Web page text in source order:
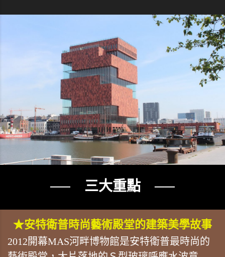
── 三大重點 ──
★安特衛普時尚藝術殿堂的建築美學故事
2012開幕MAS河畔博物館是安特衛普最時尚的